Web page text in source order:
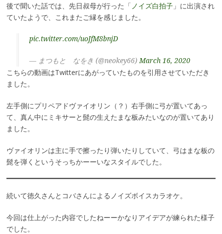
後で聞いた話では、先日叔母が行った「 ノイズ白拍子」に出演され
ていたようで、これまたご縁を感じました。
pic.twitter.com/uoJfM8bnjD
— まつもと なをき (@neokey66) March 16, 2020
こちらの動画はTwitterにあがっていたものを引用させていただき
ました。
左手側にプリペアドヴァイオリン（？）右手側に弓が置いてあっ
て、真ん中にミキサーと髭の生えたまな板みたいなのが置いてあり
ました。
ヴァイオリンは主に手で擦ったり弾いたりしていて、弓はまな板の
髭を弾くというそっちかーーいなスタイルでした。
続いて徳久さんとコバさんによるノイズボイスカラオケ。
今回は仕上がった内容でしたねーーかなりアイデアが練られた様子
でした。